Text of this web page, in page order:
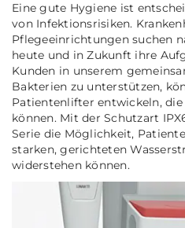
Eine gute Hygiene ist
von Infektionsrisiken.
Pflegeeinrichtungen suchen
heute und in Zukunft ihre
Kunden in unserem
Bakterien zu unterstützen,
Patientenlifter entwickeln,
können. Mit der Schutzart
Serie die Möglichkeit,
starken, gerichteten
widerstehen können.